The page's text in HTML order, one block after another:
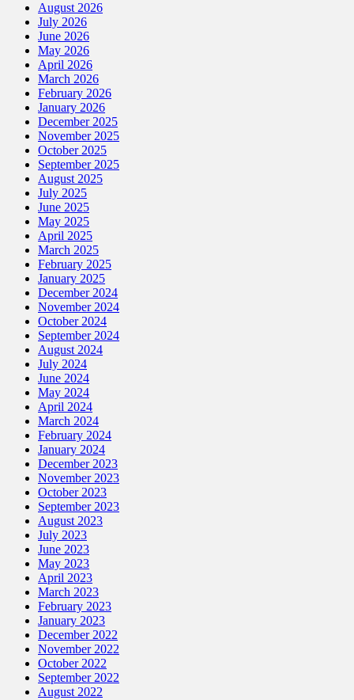
August 2026
July 2026
June 2026
May 2026
April 2026
March 2026
February 2026
January 2026
December 2025
November 2025
October 2025
September 2025
August 2025
July 2025
June 2025
May 2025
April 2025
March 2025
February 2025
January 2025
December 2024
November 2024
October 2024
September 2024
August 2024
July 2024
June 2024
May 2024
April 2024
March 2024
February 2024
January 2024
December 2023
November 2023
October 2023
September 2023
August 2023
July 2023
June 2023
May 2023
April 2023
March 2023
February 2023
January 2023
December 2022
November 2022
October 2022
September 2022
August 2022